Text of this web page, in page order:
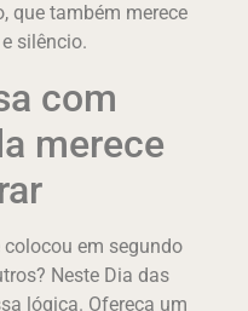
que também merece
silêncio.
com
merece
em segundo
Neste Dia das
lógica. Ofereça um